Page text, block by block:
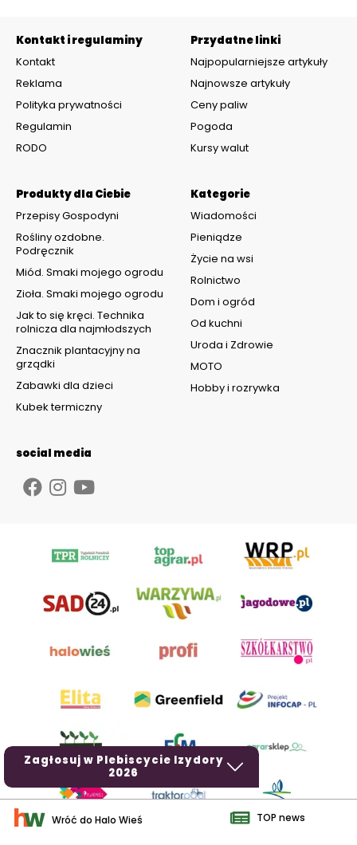
Zagłosuj w Plebiscycie Izydory
2026
Kontakt i regulaminy
Kontakt
Reklama
Polityka prywatności
Regulamin
RODO
Kategorie
Wiadomości
Pieniądze
Życie na wsi
Rolnictwo
Dom i ogród
Od kuchni
Uroda i Zdrowie
MOTO
Hobby i rozrywka
Produkty dla Ciebie
Przepisy Gospodyni
Rośliny ozdobne.
Podręcznik
Miód. Smaki mojego ogrodu
Zioła. Smaki mojego ogrodu
Jak to się kręci. Technika
rolnicza dla najmłodszych
Znacznik plantacyjny na
grządki
Zabawki dla dzieci
Kubek termiczny
Przydatne linki
Najpopularniejsze artykuły
Najnowsze artykuły
Ceny paliw
Pogoda
Kursy walut
social media
Wróć do Halo Wieś TOP news